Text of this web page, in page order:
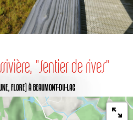
"Sentier de rives"
FLORE) À BEAUMONT-DU-LAC